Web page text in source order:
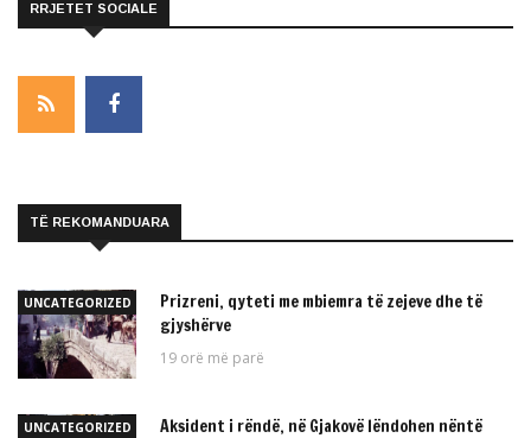
RRJETET SOCIALE
TË REKOMANDUARA
UNCATEGORIZED
Prizreni, qyteti me mbiemra të zejeve dhe të
gjyshërve
19 orë më parë
UNCATEGORIZED
Aksident i rëndë, në Gjakovë lëndohen nëntë